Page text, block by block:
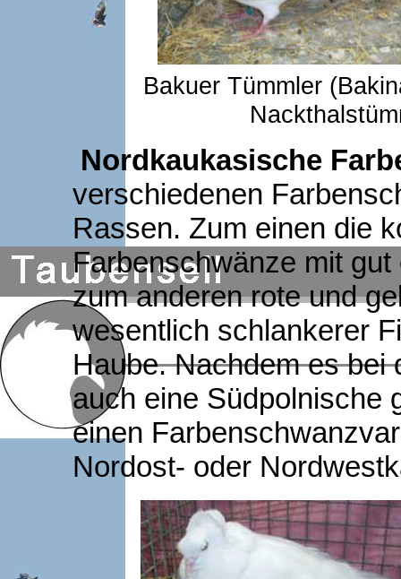
Bakuer Tümmler
Nordkaukasische
verschiedenen
Rassen. Zum einen die
Farbenschwänze mit
zum anderen rote und
wesentlich schlankerer
Haube. Nachdem es bei
auch eine Südpolnische
einen
Nordost- oder